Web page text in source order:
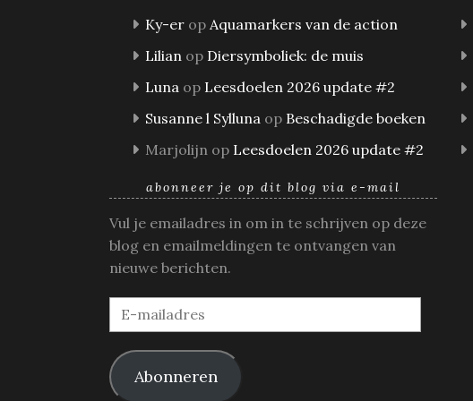
Ky-er op Aquamarkers van de action
Lilian op Diersymboliek: de muis
Luna op Leesdoelen 2026 update #2
Susanne l Sylluna op Beschadigde boeken
Marjolijn op Leesdoelen 2026 update #2
abonneer je op dit blog via e-mail
Vul je emailadres in om in te schrijven op deze
blog en emailmeldingen te ontvangen van
nieuwe berichten.
E-
mailadres
Abonneren